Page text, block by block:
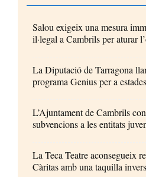
Salou exigeix una mesura
il·legal a Cambrils per aturar
La Diputació de Tarragona
programa Genius per a
L’Ajuntament de Cambrils
subvencions a les entitats
La Teca Teatre aconsegueix
Càritas amb una taquilla